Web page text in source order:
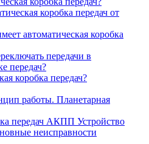
коробка передач от
автоматическая коробка
передачи в
передач?
коробка передач?
работы. Планетарная
передач АКПП Устройство
неисправности